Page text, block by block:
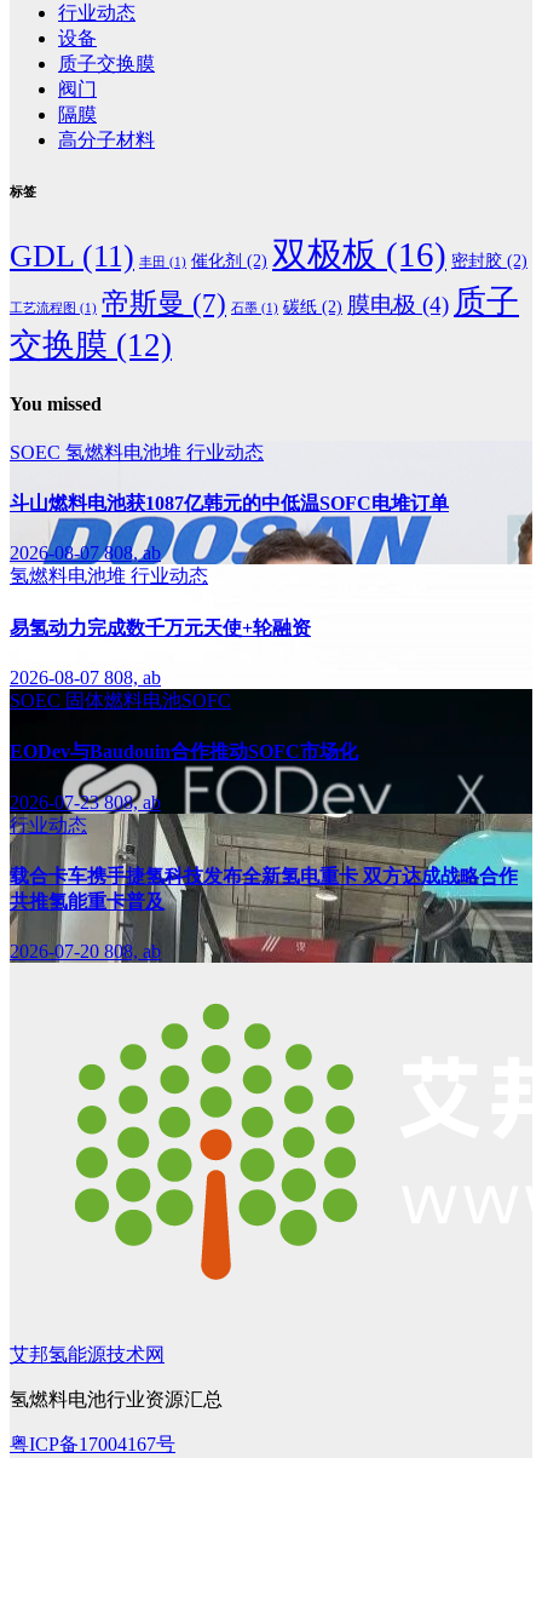
行业动态
设备
质子交换膜
阀门
隔膜
高分子材料
标签
GDL (11) 丰田 (1) 催化剂 (2) 双极板 (16) 密封胶 (2)
工艺流程图 (1) 帝斯曼 (7) 石墨 (1) 碳纸 (2) 膜电极 (4) 质子
交换膜 (12)
You missed
SOEC 氢燃料电池堆 行业动态
斗山燃料电池获1087亿韩元的中低温SOFC电堆订单
2026-08-07808, ab
氢燃料电池堆 行业动态
易氢动力完成数千万元天使+轮融资
2026-08-07 808, ab
SOEC 固体燃料电池SOFC
EODev与Baudouin合作推动SOFC市场化
2026-07-23808, ab
行业动态
载合卡车携手捷氢科技发布全新氢电重卡 双方达成战略合作
共推氢能重卡普及
2026-07-20 808, ab
艾邦氢能源技术网
氢燃料电池行业资源汇总
粤ICP备17004167号